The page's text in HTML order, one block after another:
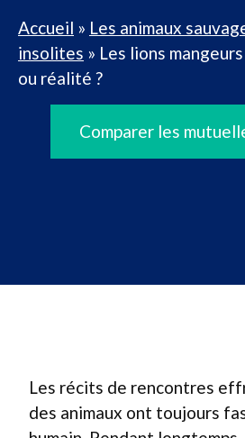
Accueil » Les animaux
insolites » Les lions
ou réalité ?
Comparer les
Les récits de rencontres
des animaux ont toujours